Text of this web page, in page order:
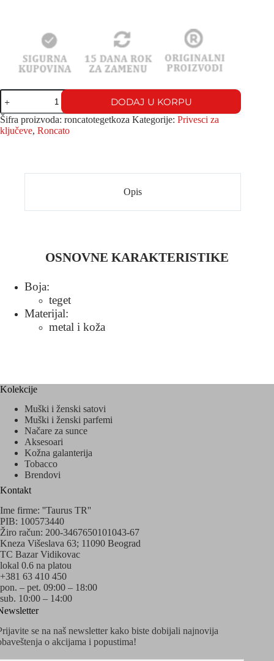
DODAJ U KORPU
Šifra proizvoda: roncatotegetkoza Kategorije: Privesci za
ključeve, Roncato
Opis
OSNOVNE KARAKTERISTIKE
Boja:
teget
Materijal:
metal i koža
Kolekcije
Muški i ženski satovi
Muški i ženski parfemi
Načare za sunce
Aksesoari
Kožna galanterija
Tobacco
Brendovi
Kontakt
Ime firme: ''Taurus TR''
PIB: 100573440
Žiro račun: 200-3467650101043-67
Kneza Višeslava 63; 11090 Beograd
TC Bazar Vidikovac
lokal 0.6 na platou
+381 63 410 450
pon. – pet. 09:00 – 18:00
sub. 10:00 – 14:00
se na naš newsletter kako biste dobijali najnovija
o akcijama i popustima!